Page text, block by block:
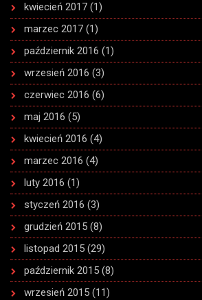
kwiecień 2017 (1)
marzec 2017 (1)
październik 2016 (1)
wrzesień 2016 (3)
czerwiec 2016 (6)
maj 2016 (5)
kwiecień 2016 (4)
marzec 2016 (4)
luty 2016 (1)
styczeń 2016 (3)
grudzień 2015 (8)
listopad 2015 (29)
październik 2015 (8)
wrzesień 2015 (11)